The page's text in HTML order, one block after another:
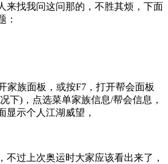
来找我问这问那的，不胜其烦，下面
：
族面板，或按F7，打开帮会面板
下)，点选菜单家族信息/帮会信息，
显示个人江湖威望，
过上次奥运时大家应该看出来了，